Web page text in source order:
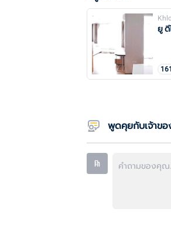
ยู ดี
พูดคุยกับเจ้าขอ